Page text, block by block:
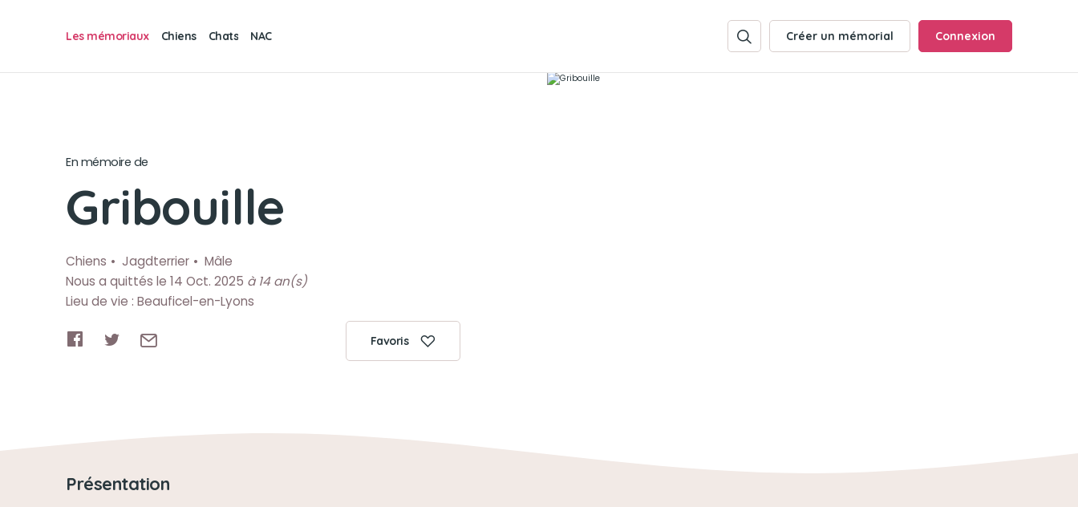
Les mémoriaux Chiens Chats NAC Créer un mémorial Connexion
En mémoire de
Gribouille
Chiens Jagdterrier
Mâle
Nous a quittés le 14 Oct. 2025 à 14 an(s)
Lieu de vie : Beauficel-en-Lyons
Favoris
Présentation